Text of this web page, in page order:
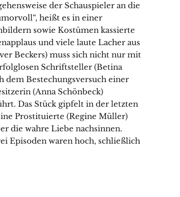
der Schauspieler an die
heißt es in einer
sowie Kostümen kassierte
und viele laute Lacher aus
Beckers) muss sich nicht nur mit
Schriftsteller (Betina
dem Bestechungsversuch einer
(Anna Schönbeck)
Das Stück gipfelt in der letzten
Prostituierte (Regine Müller)
die wahre Liebe nachsinnen.
Episoden waren hoch, schließlich